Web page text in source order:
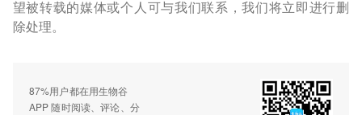
望被转载的媒体或个人可与我们联系，我们将立即进行删
除处理。
87%用户都在用生物谷
APP 随时阅读、评论、分